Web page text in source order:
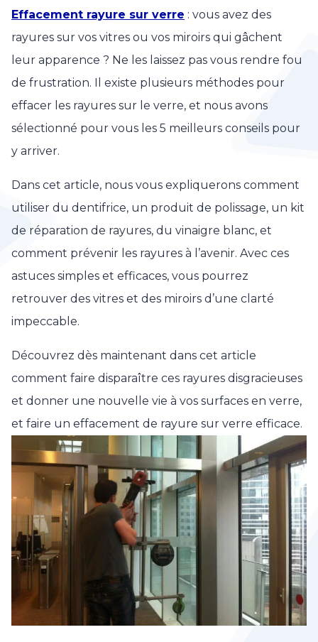
Effacement rayure sur verre : vous avez des
rayures sur vos vitres ou vos miroirs qui gâchent
leur apparence ? Ne les laissez pas vous rendre fou
de frustration. Il existe plusieurs méthodes pour
effacer les rayures sur le verre, et nous avons
sélectionné pour vous les 5 meilleurs conseils pour
y arriver.
Dans cet article, nous vous expliquerons comment
utiliser du dentifrice, un produit de polissage, un kit
de réparation de rayures, du vinaigre blanc, et
comment prévenir les rayures à l’avenir. Avec ces
astuces simples et efficaces, vous pourrez
retrouver des vitres et des miroirs d’une clarté
impeccable.
Découvrez dès maintenant dans cet article
comment faire disparaître ces rayures disgracieuses
et donner une nouvelle vie à vos surfaces en verre,
et faire un effacement de rayure sur verre efficace.